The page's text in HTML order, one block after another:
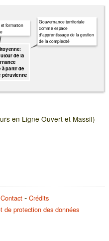
de la
à partir de
péruvienne
Gouvernance territoriale
comme espace
d'apprentissage de la gestion
de la complexité
formation
en Ligne Ouvert et Massif)
Contact
Crédits
de protection des données